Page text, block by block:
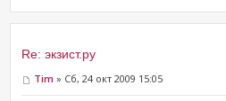
Re: экзист.ру
Tim » Сб, 24 окт 2009 15:05